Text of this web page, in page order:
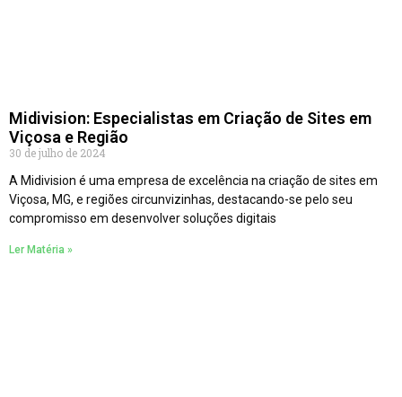
Midivision: Especialistas em Criação de Sites em
Viçosa e Região
30 de julho de 2024
A Midivision é uma empresa de excelência na criação de sites em
Viçosa, MG, e regiões circunvizinhas, destacando-se pelo seu
compromisso em desenvolver soluções digitais
Ler Matéria »